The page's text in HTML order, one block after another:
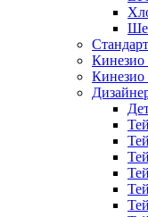
Кинезио
Кинезио